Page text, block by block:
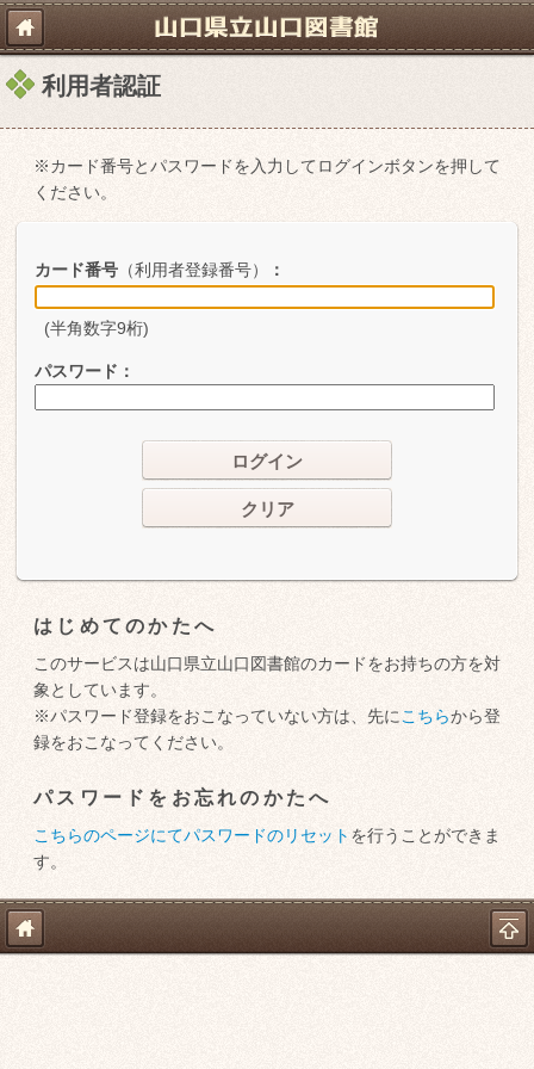
利用者認証
※カード番号とパスワードを入力してログインボタンを押して
ください。
カード番号 （利用者登録番号） ：
(半角数字9桁)
パスワード ：
ログイン
クリア
はじめてのかたへ
このサービスは山口県立山口図書館のカードをお持ちの方を対
象としています。
※パスワード登録をおこなっていない方は、先に こちらから登
録をおこなってください。
パスワードをお忘れのかたへ
こちらのページにてパスワードのリセット を行うことができま
す。